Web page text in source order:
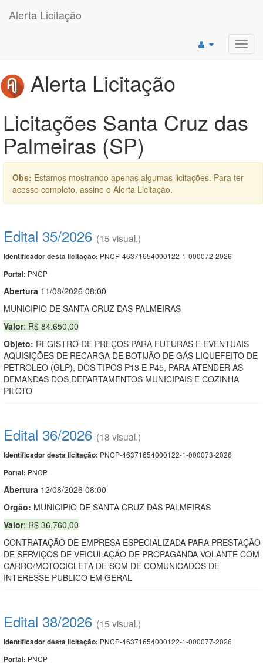
Alerta Licitação
Alerta Licitação
Licitações Santa Cruz das
Palmeiras (SP)
Obs: Estamos mostrando apenas algumas licitações. Para ter
acesso completo, assine o Alerta Licitação.
Edital 35/2026 (15 visual.)
Identificador desta licitação: PNCP-46371654000122-1-000072-2026
Portal: PNCP
Abertura 11/08/2026 08:00
MUNICIPIO DE SANTA CRUZ DAS PALMEIRAS
Valor: R$ 84.650,00
Objeto: REGISTRO DE PREÇOS PARA FUTURAS E EVENTUAIS
AQUISIÇÕES DE RECARGA DE BOTIJÃO DE GÁS LIQUEFEITO DE
PETROLEO (GLP), DOS TIPOS P13 E P45, PARA ATENDER AS
DEMANDAS DOS DEPARTAMENTOS MUNICIPAIS E COZINHA
PILOTO
Edital 36/2026 (18 visual.)
Identificador desta licitação: PNCP-46371654000122-1-000073-2026
Portal: PNCP
Abertura 12/08/2026 08:00
Orgão: MUNICIPIO DE SANTA CRUZ DAS PALMEIRAS
Valor: R$ 36.760,00
CONTRATAÇÃO DE EMPRESA ESPECIALIZADA PARA PRESTAÇÃO
DE SERVIÇOS DE VEICULAÇÃO DE PROPAGANDA VOLANTE COM
CARRO/MOTOCICLETA DE SOM DE COMUNICADOS DE
INTERESSE PUBLICO EM GERAL
Edital 38/2026 (15 visual.)
Identificador desta licitação: PNCP-46371654000122-1-000077-2026
Portal: PNCP